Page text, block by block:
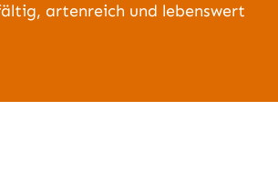
artenreich und lebenswert